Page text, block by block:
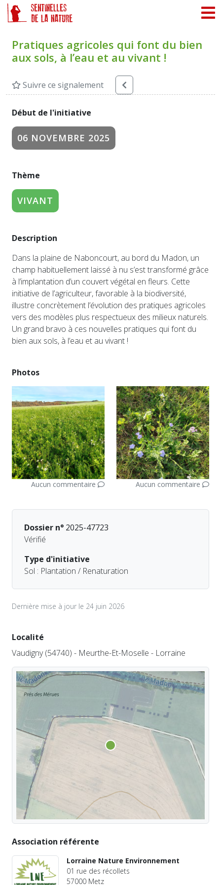
Pratiques agricoles qui font du bien
aux sols, à l’eau et au vivant !
Suivre ce signalement
Début de l'initiative
06 NOVEMBRE 2025
Thème
VIVANT
Description
Dans la plaine de Naboncourt, au bord du Madon, un
champ habituellement laissé à nu s’est transformé grâce
à l’implantation d’un couvert végétal en fleurs. Cette
initiative de l’agriculteur, favorable à la biodiversité,
illustre concrètement l’évolution des pratiques agricoles
vers des modèles plus respectueux des milieux naturels.
Un grand bravo à ces nouvelles pratiques qui font du
bien aux sols, à l’eau et au vivant !
Photos
Aucun commentaire Aucun commentaire
Dossier n° 2025-47723
Vérifié
Type d'initiative
Sol : Plantation / Renaturation
Dernière mise à jour le 24 juin 2026
Localité
Vaudigny (54740) - Meurthe-Et-Moselle - Lorraine
Association référente
Lorraine Nature Environnement
01 rue des récollets
57000 Metz
Panneau de gestion des cookies